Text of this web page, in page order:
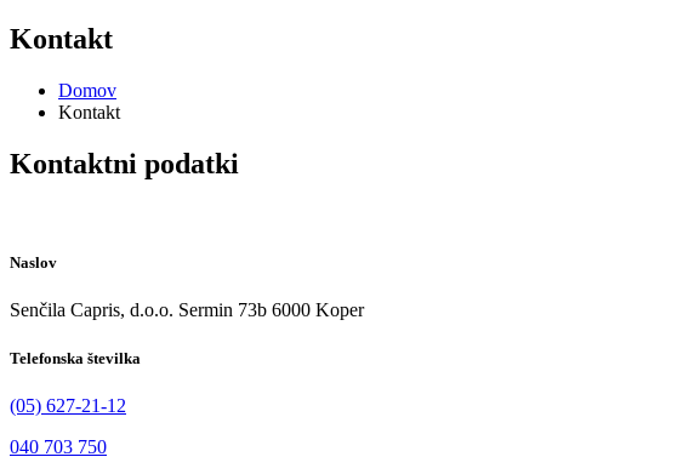
Kontakt
Domov
Kontakt
Kontaktni podatki
Naslov
Senčila Capris, d.o.o. Sermin 73b 6000 Koper
Telefonska številka
(05) 627-21-12
040 703 750